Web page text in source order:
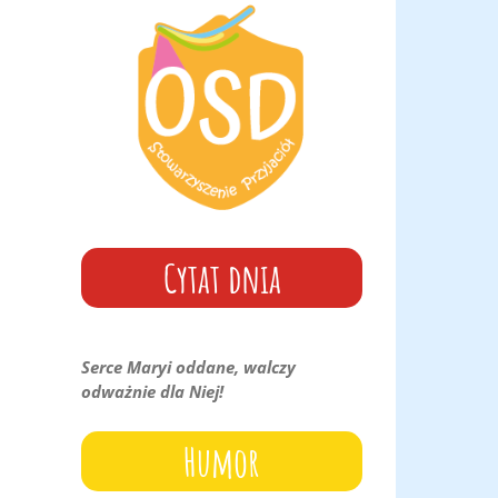
do
dołu
aby
zwiększyć
lub
Cytat dnia
Serce Maryi oddane, walczy
odważnie dla Niej!
Humor